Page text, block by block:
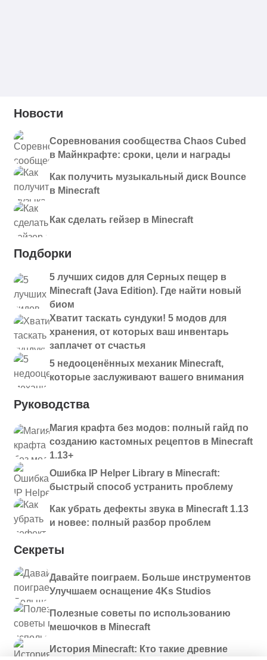
Новости
Соревнования сообщества Chaos Cubed
в Майнкрафте: сроки, цели и награды
Как получить музыкальный диск Bounce
в Minecraft
Как сделать гейзер в Minecraft
Подборки
5 лучших сидов для Серных пещер в
Minecraft (Java Edition). Где найти новый
биом
Хватит таскать сундуки! 5 модов для
хранения, от которых ваш инвентарь
заплачет от счастья
5 недооценённых механик Minecraft,
которые заслуживают вашего внимания
Руководства
Магия крафта без модов: полный гайд по
созданию кастомных рецептов в Minecraft
1.13+
Ошибка IP Helper Library в Minecraft:
быстрый способ устранить проблему
Как убрать дефекты звука в Minecraft 1.13
и новее: полный разбор проблем
Секреты
Давайте поиграем. Больше инструментов
Улучшаем оснащение 4Ks Studios
Полезные советы по использованию
мешочков в Minecraft
История Minecraft: Кто такие древние